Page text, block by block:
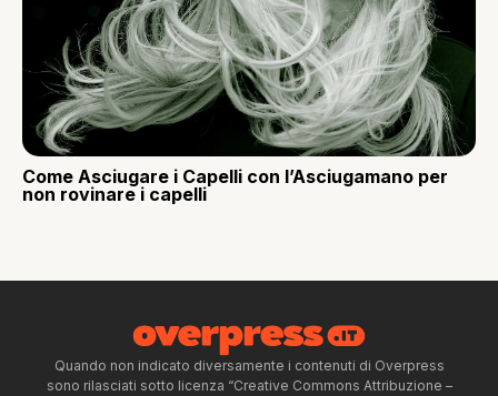
Come Asciugare i Capelli con l’Asciugamano per
non rovinare i capelli
Quando non indicato diversamente i contenuti di Overpress
sono rilasciati sotto licenza “Creative Commons Attribuzione –